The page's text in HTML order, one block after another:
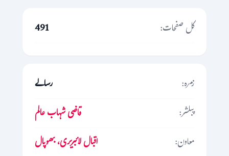
کل صفحات:
491
زمرہ:
رسالے
پبلشر:
قاضی شہاب عالم
معاون:
اقبال لائبریری، بھوپال